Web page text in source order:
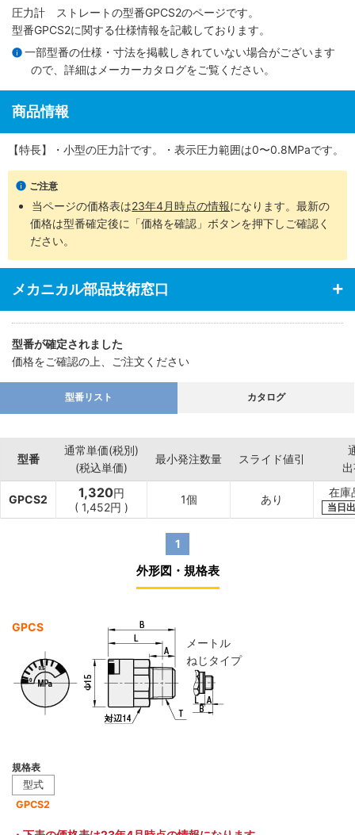
圧力計 ストレートの型番GPCS2のページです。
型番GPCS2に関する仕様情報を記載しております。
一部型番の仕様・寸法を掲載しきれていない場合がございます
ので、詳細は メーカーカタログをご覧ください。
商品情報
【特長】・小型の圧力計です。・表示圧力範囲は0〜0.8MPaです。
ご注意
当ページの価格表は23年4月時点の情報になります。最新の
価格は型番確定後に「価格を確認」ボタンを押下しご確認く
ださい。
メカニカル部品技術窓口
型番が確定されました
価格をご確認の上、ご注文ください
型番リスト カタログ
型番
通常単価(税別)
(税込単価)
最小発注数量 スライド値引
GPCS2 1,320円
( 1,452円 )
1個 あり
在庫
当日
1
外形図・規格表
GPCS
メートル
ねじタイプ
規格表
型式
GPCS2